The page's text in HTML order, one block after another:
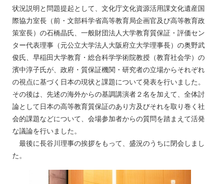
状況説明と問題提起として、文化庁文化資源活用課文化遺産国
際協力室長（前・文部科学省高等教育局企画官及び高等教育政
策室長）の石橋晶氏、一般財団法人大学教育質保証・評価セン
ター代表理事（元公立大学法人大阪府立大学理事長）の奥野武
俊氏、早稲田大学教育・総合科学学術院教授（教育社会学）の
濱中淳子氏が、政府・質保証機関・研究者の立場からそれぞれ
の視点に基づく日本の現状と課題について発表を行いました。
その後は、先述の海外からの基調講演者２名を加えて、全体討
論として日本の高等教育質保証のあり方及びそれを取り巻く社
会的課題などについて、会場参加者からの質問を踏まえて活発
な議論を行いました。
最後に長谷川理事の挨拶をもって、盛況のうちに閉会しまし
た。